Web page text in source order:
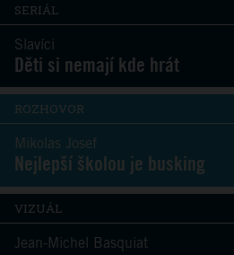
SERIÁL
Slavíci
Děti si nemají kde hrát
ROZHOVOR
Mikolas Josef
Nejlepší školou je busking
VIZUÁL
Jean-Michel Basquiat